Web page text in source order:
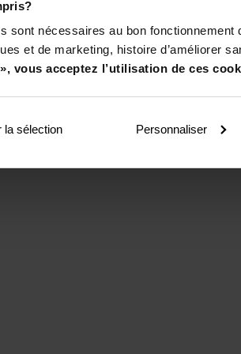
sont nécessaires au bon fonctionnement
et de marketing, histoire d’améliorer
vous acceptez l’utilisation de ces
la sélection Personnaliser